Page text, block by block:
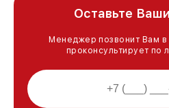
Оставьте
Менеджер позвонит Вам в
проконсультирует по